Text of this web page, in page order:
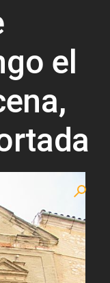
el